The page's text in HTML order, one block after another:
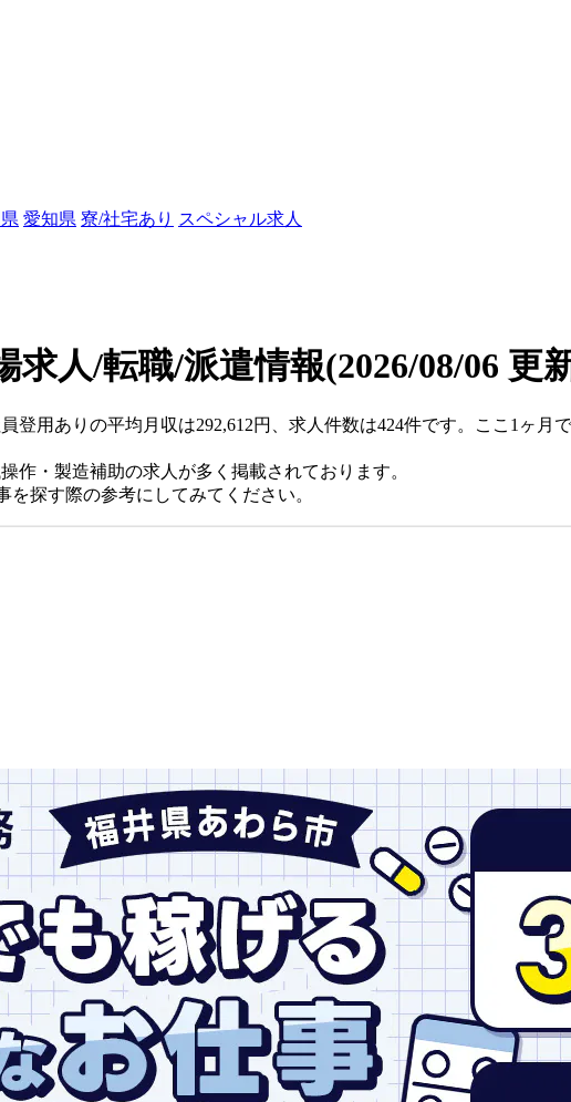
愛知県 寮/社宅あり スペシャル求人
求人/転職/派遣情報(2026/08/06 更
登用ありの平均月収は292,612円、求人件数は424件です。ここ1ヶ月
作・製造補助の求人が多く掲載されております。
探す際の参考にしてみてください。